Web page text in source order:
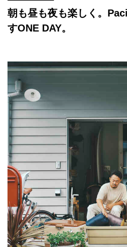
朝も昼も夜も楽しく。
すONE DAY。